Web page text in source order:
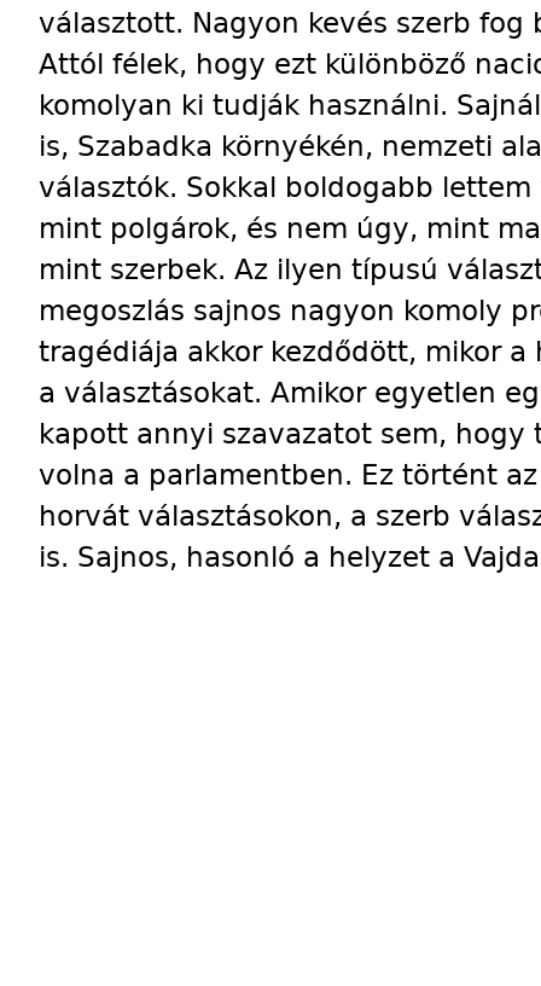
választott. Nagyon kevés szerb fog
Attól félek, hogy ezt különböző
komolyan ki tudják használni.
is, Szabadka környékén, nemzeti
választók. Sokkal boldogabb
mint polgárok, és nem úgy, mint
mint szerbek. Az ilyen típusú
megoszlás sajnos nagyon komoly
tragédiája akkor kezdődött, mikor
a választásokat. Amikor egyetlen
kapott annyi szavazatot sem,
volna a parlamentben. Ez történt
horvát választásokon, a szerb
is. Sajnos, hasonló a helyzet a